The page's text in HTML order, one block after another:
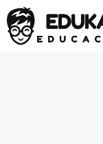
Saltar
al
contenido